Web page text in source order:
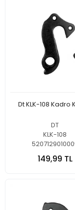
Dt KLK-108 Kadro
DT
KLK-108
149,99 TL